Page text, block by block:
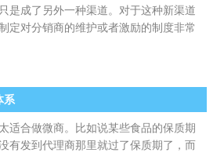
是成了另外一种渠道。对于这种新渠道
定对分销商的维护或者激励的制度非常
系
适合做微商。比如说某些食品的保质期
有发到代理商那里就过了保质期了，而